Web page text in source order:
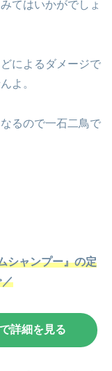
てはいかがでしょ
によるダメージで
よ。
るので一石二鳥で
シャンプー』の定
詳細を見る